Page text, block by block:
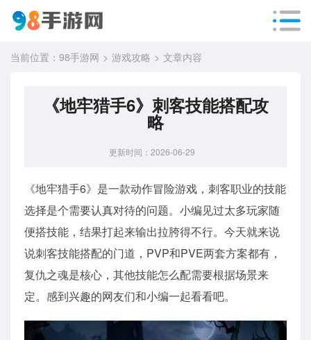
当前位置： 98手游网 游戏攻略 文章内容
《地牢猎手6》刺客技能搭配攻
略
更新时间：2026-06-29
《地牢猎手6》是一款动作冒险游戏，刺客职业的技能
选择是个需要认真对待的问题。小编见过太多玩家随
便搭技能，结果打起来输出拉胯得不行。今天就来说
说刺客技能搭配的门道，PVP和PVE两套方案都有，
复仇之魂是核心，其他技能怎么配需要根据场景来
定。感到兴趣的网友们和小编一起看看吧。